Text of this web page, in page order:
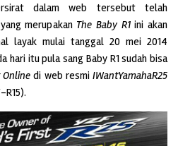
dalam web tersebut telah
merupakan The Baby R1ini akan
layak mulai tanggal 20 mei 2014
hari itu pula sang Baby R1 sudah bisa
di web resmiIWantYamahaR25